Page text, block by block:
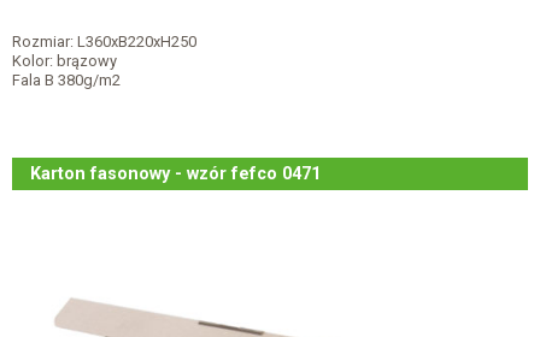
Rozmiar: L360xB220xH250
Kolor: brązowy
Fala B 380g/m2
Karton fasonowy - wzór fefco 0471